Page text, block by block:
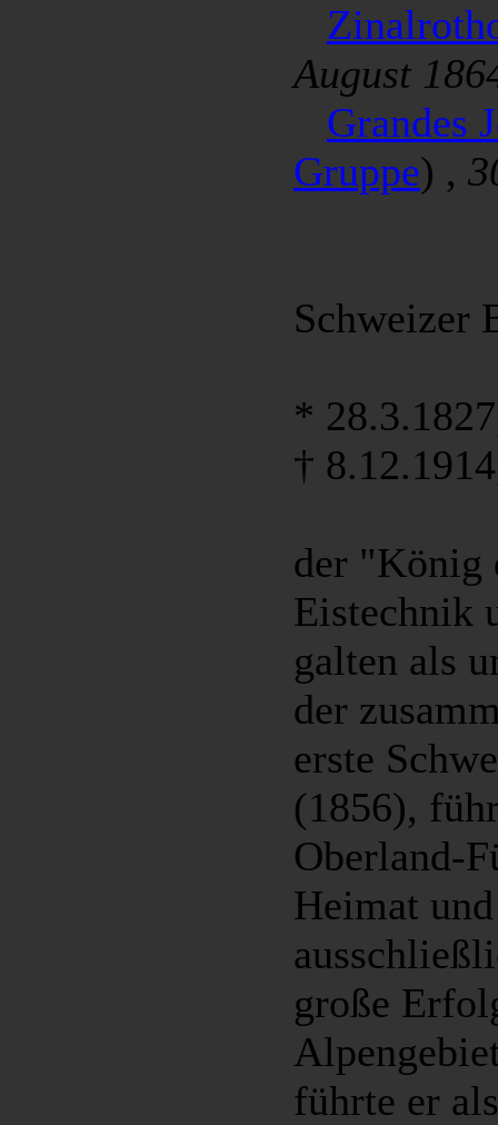
August
Grandes
Gruppe) ,
Schweizer
*
†
der "König
Eistechnik
galten als
der
erste
(1856),
Oberland-
Heimat
große
führte er